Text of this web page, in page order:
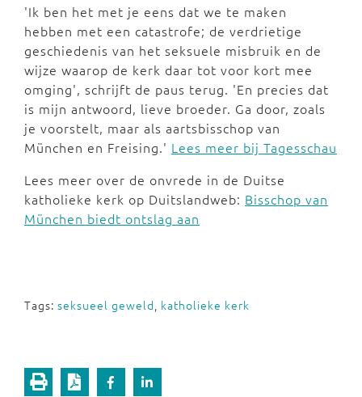
'Ik ben het met je eens dat we te maken
hebben met een catastrofe; de verdrietige
geschiedenis van het seksuele misbruik en de
wijze waarop de kerk daar tot voor kort mee
omging', schrijft de paus terug. 'En precies dat
is mijn antwoord, lieve broeder. Ga door, zoals
je voorstelt, maar als aartsbisschop van
München en Freising.' Lees meer bij Tagesschau
Lees meer over de onvrede in de Duitse
katholieke kerk op Duitslandweb: Bisschop van
München biedt ontslag aan
Tags: seksueel geweld, katholieke kerk